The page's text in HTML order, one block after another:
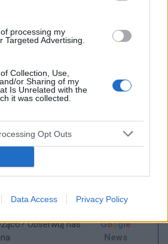
processing my
Targeted Advertising.
Collection, Use,
or Sharing of my
Is Unrelated with the
it was collected.
Opt Outs
Data Access Privacy Policy
i krajowymi rekomendacjami, u
zaawansowanym lub
pęcherza, którzy uzyskali
choroby w wyniku
jest zastosowanie tzw.
Jej celem jest jak
pozytywnych rezultatów
wcześniej chemioterapii.
Obserwuj nas
na
Google
News